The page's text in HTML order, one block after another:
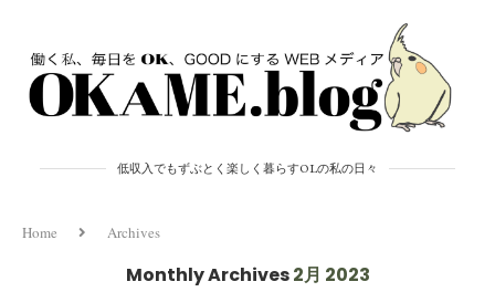
低収入でもずぶとく楽しく暮らすOLの私の日々
Home Archives
Monthly Archives2月 2023